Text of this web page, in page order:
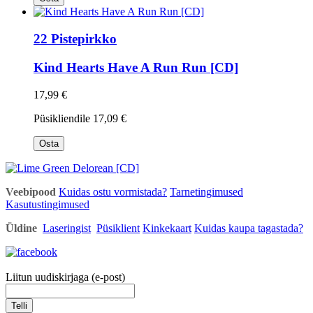
22 Pistepirkko
Kind Hearts Have A Run Run [CD]
17,99 €
Püsikliendile 17,09 €
Osta
Veebipood Kuidas ostu vormistada? Tarnetingimused
Kasutustingimused
Üldine Laseringist Püsiklient Kinkekaart Kuidas kaupa tagastada?
Liitun uudiskirjaga (e-post)
Telli